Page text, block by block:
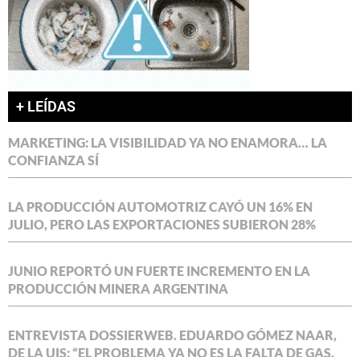
+ LEÍDAS
MARKETING: LA VISIBILIDAD YA NO ENAMORA… LA
CONFIANZA SÍ
LA PRODUCCIÓN AUTOMOTRIZ CAYÓ UN 16% EN
JULIO, PERO LAS EXPORTACIONES SUBIERON 28%
JUNIO REPORTÓ UN FUERTE INCREMENTO EN LA
PRODUCCIÓN MINERA ARGENTINA
ENTREVISTA DOSSIERWEB. EDUARDO GÓMEZ NAAR,
DE LA UIS: “EL PROBLEMA YA NO ES LA FALTA DE GAS,